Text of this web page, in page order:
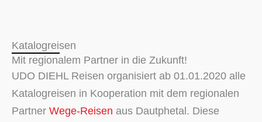
Katalogreisen
Mit regionalem Partner in die Zukunft!
UDO DIEHL Reisen organisiert ab 01.01.2020 alle
Katalogreisen in Kooperation mit dem regionalen
Partner Wege-Reisen aus Dautphetal. Diese